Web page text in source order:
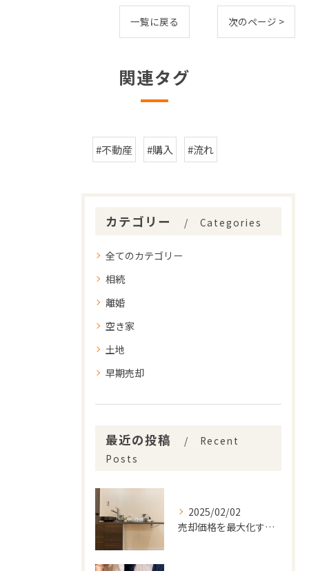
一覧に戻る 次のページ >
関連タグ
#不動産 #購入 #流れ
カテゴリー Categories
全てのカテゴリー
相続
離婚
空き家
土地
早期売却
最近の投稿
Recent
Posts
2025/02/02
売却価格を最大化するための戦略的プランニング